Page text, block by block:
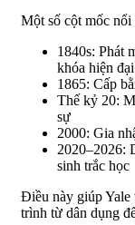
Một số cột mốc nổi
1840s: Phát
khóa hiện đại
1865: Cấp
Thế kỷ 20:
sự
2000: Gia
2020–2026:
sinh trắc học
Điều này giúp Yale
trình từ dân dụng